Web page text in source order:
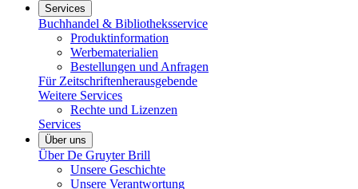
Services
Buchhandel & Bibliotheksservice
Produktinformation
Werbematerialien
Bestellungen und Anfragen
Für Zeitschriftenherausgebende
Weitere Services
Rechte und Lizenzen
Services
Über uns
Über De Gruyter Brill
Unsere Geschichte
Unsere Verantwortung